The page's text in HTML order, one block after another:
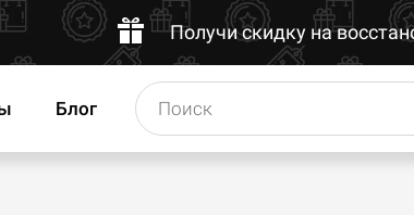
Получи скидку на
Блог